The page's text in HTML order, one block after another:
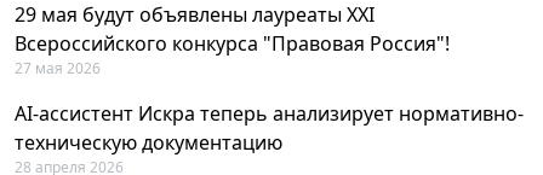
29 мая будут объявлены лауреаты XXI
Всероссийского конкурса "Правовая Россия"!
27 мая 2026
AI-ассистент Искра теперь анализирует нормативно-
техническую документацию
28 апреля 2026